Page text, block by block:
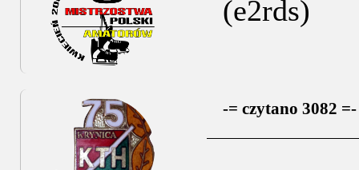
(e2rds)
-= czytano 3082 =-